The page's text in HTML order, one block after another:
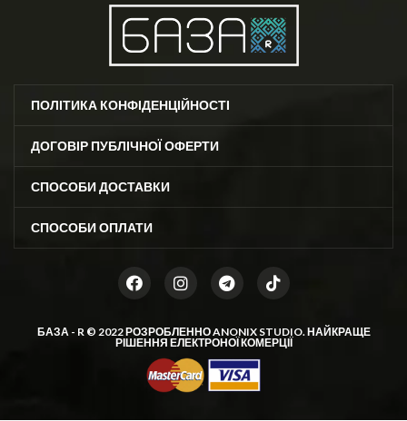
ПОЛІТИКА КОНФІДЕНЦІЙНОСТІ
ДОГОВІР ПУБЛІЧНОЇ ОФЕРТИ
СПОСОБИ ДОСТАВКИ
СПОСОБИ ОПЛАТИ
БАЗА - R © 2022 РОЗРОБЛЕННОANONIX STUDIO. НАЙКРАЩЕ
РІШЕННЯ ЕЛЕКТРОНОЇ КОМЕРЦІЇ